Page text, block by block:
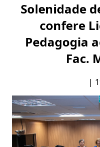
Solenidade
confere
Pedagogia
Fac.
|